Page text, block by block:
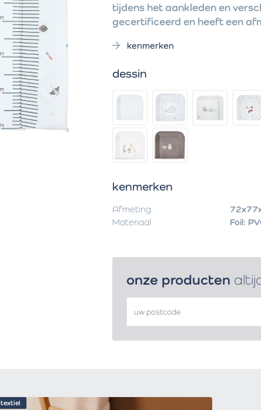
tijdens het aankleden en
gecertificeerd en heeft een
kenmerken
dessin
kenmerken
Afmeting
Materiaal
Foil:
onze producten
textiel